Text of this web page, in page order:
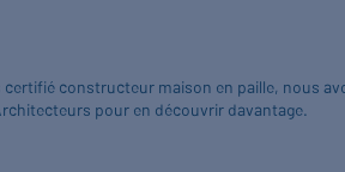
certifié constructeur maison en paille, nous
pour en découvrir davantage.